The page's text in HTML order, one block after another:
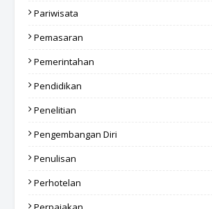
Pariwisata
Pemasaran
Pemerintahan
Pendidikan
Penelitian
Pengembangan Diri
Penulisan
Perhotelan